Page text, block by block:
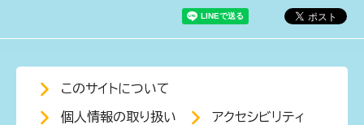
このサイトについて
個人情報の取り扱い アクセシビリティ